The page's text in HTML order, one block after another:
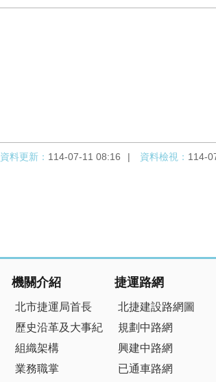
資料更新： 114-07-11 08:16 資料檢視： 114-
機關介紹
北市捷運局首長
歷史沿革及大事紀
組織架構
業務職掌
捷運路網
北捷建設路網圖
規劃中路網
興建中路網
已通車路網